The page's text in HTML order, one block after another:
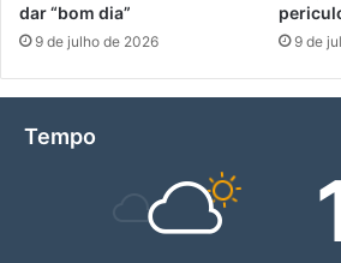
dar “bom dia”
9 de julho de 2026 9 de
Tempo